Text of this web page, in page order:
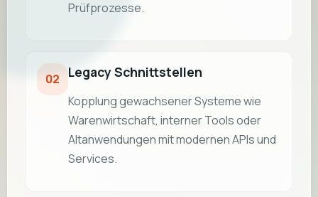
Prüfprozesse.
02 Legacy Schnittstellen
Kopplung gewachsener Systeme wie
Warenwirtschaft, interner Tools oder
Altanwendungen mit modernen APIs und
Services.